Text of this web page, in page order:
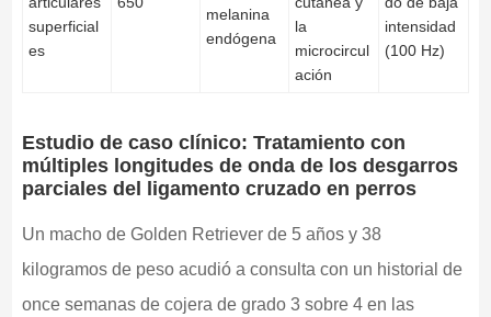
superficial
es
melanina
endógena
la
microcircul
ación
intensidad
(100 Hz)
Estudio de caso clínico: Tratamiento con
múltiples longitudes de onda de los desgarros
parciales del ligamento cruzado en perros
Un macho de Golden Retriever de 5 años y 38
kilogramos de peso acudió a consulta con un historial de
once semanas de cojera de grado 3 sobre 4 en las